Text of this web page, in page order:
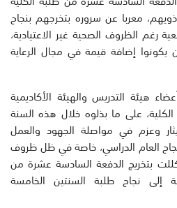
الجامعي 2019/2020 وذويهم، معربا عن سروره بتخرجهم بنجاح
رغم الظروف الصحية غير الاعتيادية،
يكونوا إضافة قيمة في مجال الرعاية
هيئة التدريس والهيئة الأكاديمية
على ما بذلوه خلال هذه السنة
وعزم في مواصلة الجهود والعمل
العام الدراسي، خاصة في ظل ظروف
بتخريج الدفعة السادسة عشرة من
إلى نجاح طلبة السنتين الخامسة